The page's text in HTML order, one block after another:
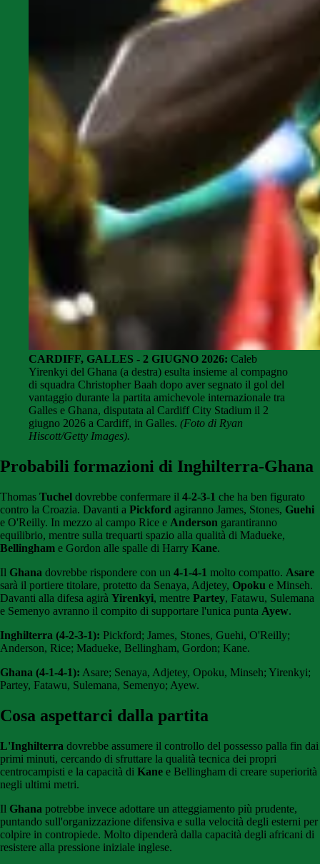
CARDIFF, GALLES - 2 GIUGNO 2026: Caleb
Yirenkyi del Ghana (a destra) esulta insieme al compagno
di squadra Christopher Baah dopo aver segnato il gol del
vantaggio durante la partita amichevole internazionale tra
Galles e Ghana, disputata al Cardiff City Stadium il 2
giugno 2026 a Cardiff, in Galles. (Foto di Ryan
Hiscott/Getty Images).
Probabili formazioni di Inghilterra-Ghana
Thomas Tuchel dovrebbe confermare il 4-2-3-1 che ha ben figurato
contro la Croazia. Davanti a Pickford agiranno James, Stones, Guehi
e O'Reilly. In mezzo al campo Rice e Anderson garantiranno
equilibrio, mentre sulla trequarti spazio alla qualità di Madueke,
Bellingham e Gordon alle spalle di Harry Kane.
Il Ghana dovrebbe rispondere con un 4-1-4-1 molto compatto. Asare
sarà il portiere titolare, protetto da Senaya, Adjetey, Opoku e Minseh.
Davanti alla difesa agirà Yirenkyi, mentre Partey, Fatawu, Sulemana
e Semenyo avranno il compito di supportare l'unica punta Ayew.
Inghilterra (4-2-3-1): Pickford; James, Stones, Guehi, O'Reilly;
Anderson, Rice; Madueke, Bellingham, Gordon; Kane.
Ghana (4-1-4-1): Asare; Senaya, Adjetey, Opoku, Minseh; Yirenkyi;
Partey, Fatawu, Sulemana, Semenyo; Ayew.
Cosa aspettarci dalla partita
L'Inghilterra dovrebbe assumere il controllo del possesso palla fin dai
primi minuti, cercando di sfruttare la qualità tecnica dei propri
centrocampisti e la capacità di Kane e Bellingham di creare superiorità
negli ultimi metri.
Il Ghana potrebbe invece adottare un atteggiamento più prudente,
puntando sull'organizzazione difensiva e sulla velocità degli esterni per
colpire in contropiede. Molto dipenderà dalla capacità degli africani di
resistere alla pressione iniziale inglese.